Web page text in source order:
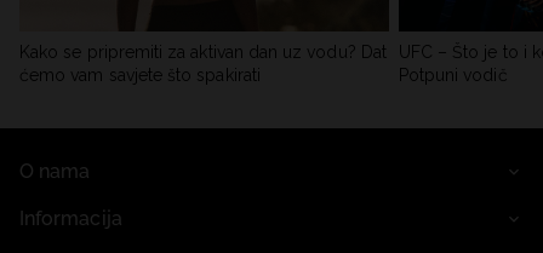
Kako se pripremiti za aktivan dan uz vodu? Dat
ćemo vam savjete što spakirati
UFC – Što je to i
Potpuni vodič
O nama
Informacija